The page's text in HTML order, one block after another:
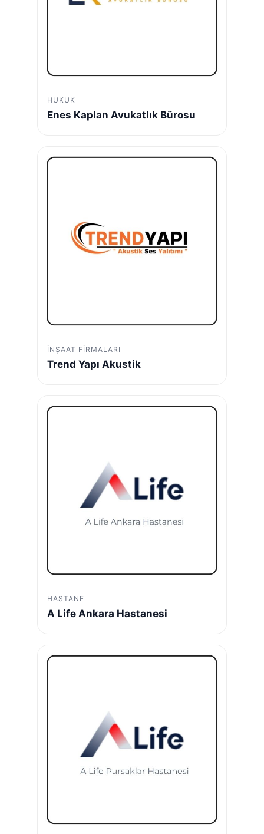
HUKUK
Enes Kaplan Avukatlık Bürosu
İNŞAAT FIRMALARI
Trend Yapı Akustik
HASTANE
A Life Ankara Hastanesi